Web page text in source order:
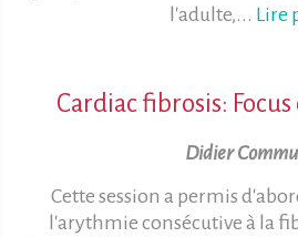
l'adulte,... Lire
Cardiac fibrosis:
Didier
Cette session a permis
l'arythmie consécutive à la